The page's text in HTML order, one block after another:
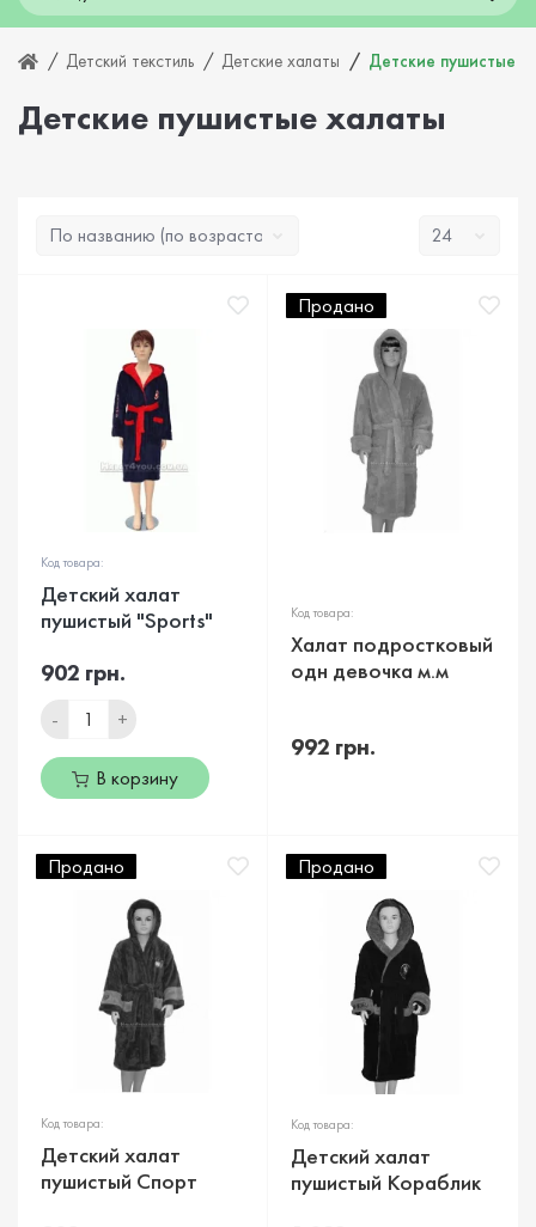
Детский текстиль Детские халаты Детские пушистые
Детские пушистые халаты
Код товара:
Детский халат
пушистый "Sports"
902 грн.
- +
В корзину
Продано
Код товара:
Халат подростковый
одн девочка м.м
992 грн.
Продано
Код товара:
Детский халат
пушистый Спорт
Продано
Код товара:
Детский халат
пушистый Кораблик